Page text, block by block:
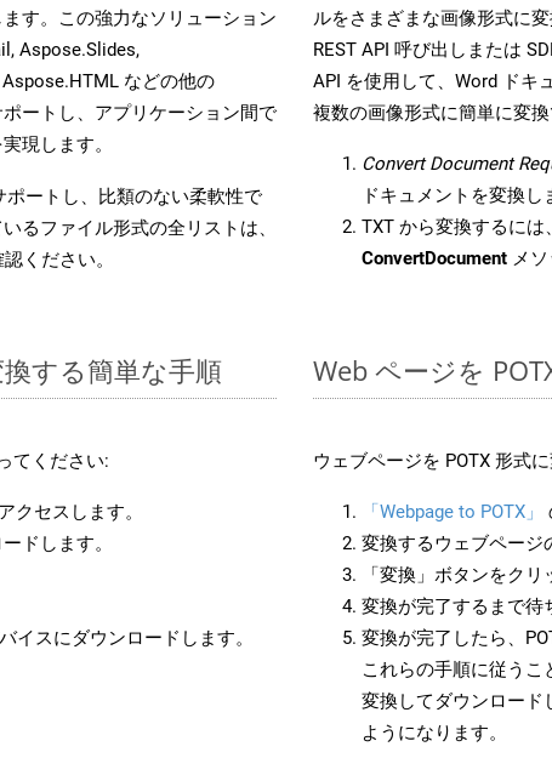
す。この強力なソリューション
Aspose.Slides,
などの他の
ートし、アプリケーション間で
現します。
ートし、比類のない柔軟性で
るファイル形式の全リストは、
ください。
ルをさまざまな画像形式に
REST API 呼び出しまたは
API を使用して、Word ドキ
複数の画像形式に簡単に変換
Convert Document
ドキュメントを変換し
TXT から変換するに
ConvertDocument メ
する簡単な手順
てください:
クセスします。
ドします。
イスにダウンロードします。
Web ページを
ウェブページを POTX 形式
「Webpage to POTX」
変換するウェブページ
「変換」ボタンをク
変換が完了するまで待
変換が完了したら、
これらの手順に従うこ
変換してダウンロード
ようになります。